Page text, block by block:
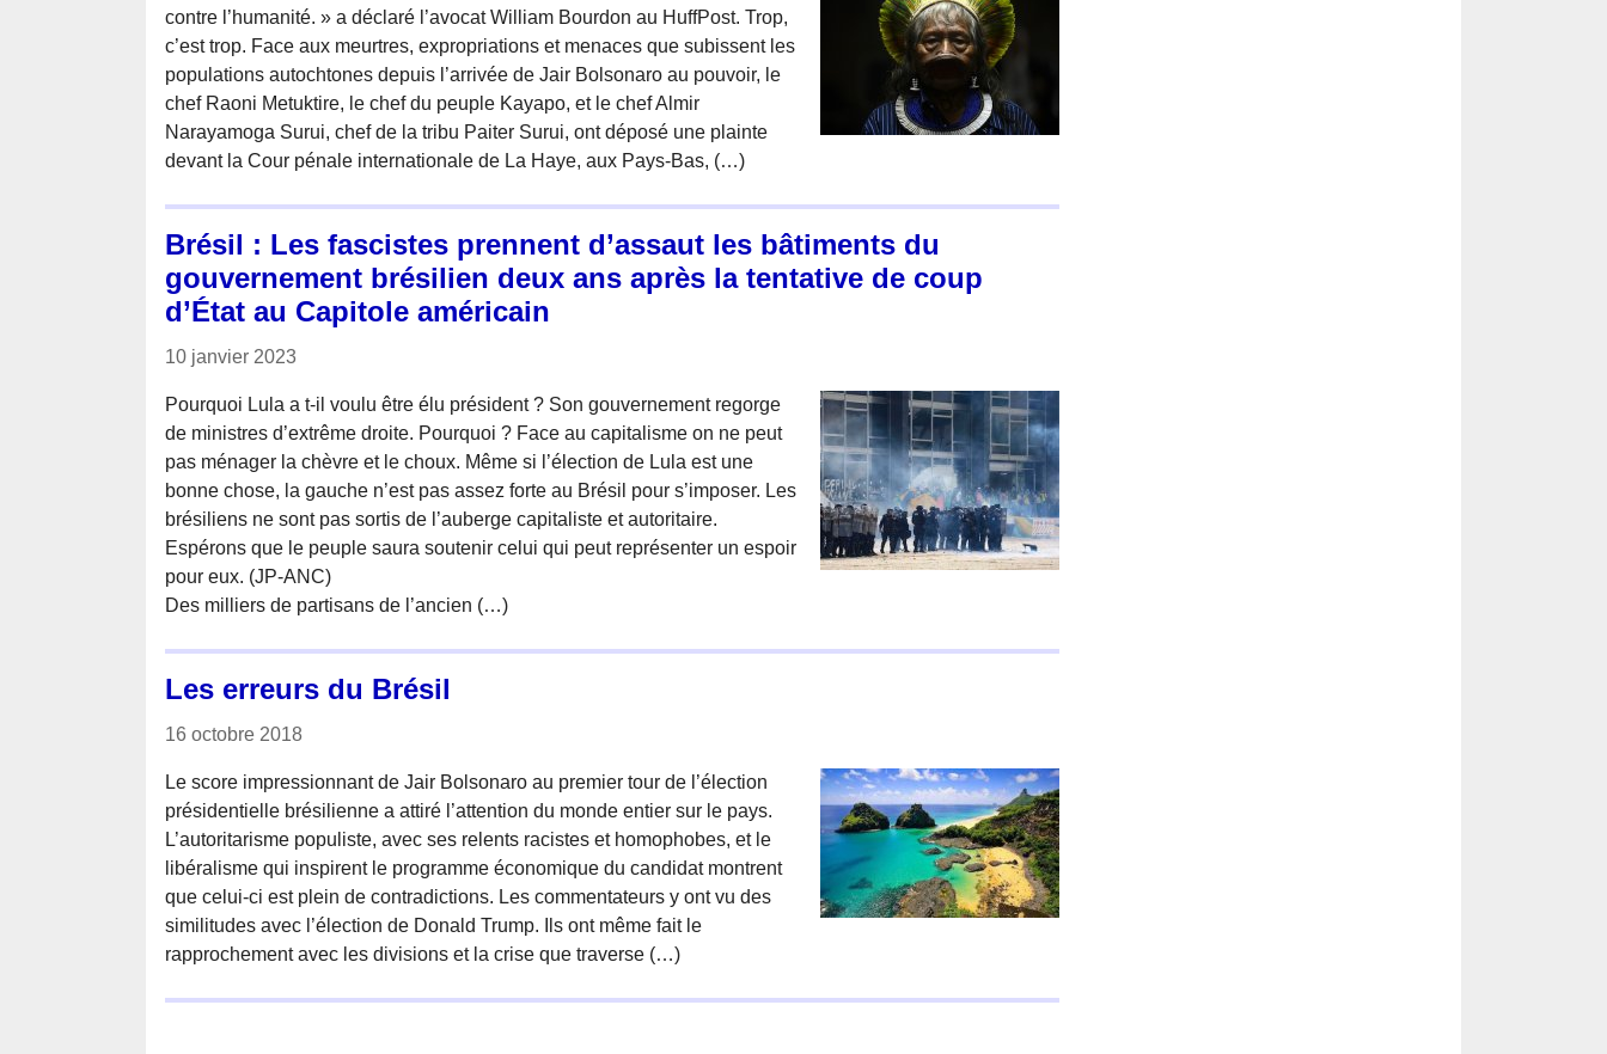
contre l’humanité. » a déclaré l’avocat William Bourdon au HuffPost. Trop,
c’est trop. Face aux meurtres, expropriations et menaces que subissent les
populations autochtones depuis l’arrivée de Jair Bolsonaro au pouvoir, le
chef Raoni Metuktire, le chef du peuple Kayapo, et le chef Almir
Narayamoga Surui, chef de la tribu Paiter Surui, ont déposé une plainte
devant la Cour pénale internationale de La Haye, aux Pays-Bas, (…)
Brésil : Les fascistes prennent d’assaut les bâtiments du
gouvernement brésilien deux ans après la tentative de coup
d’État au Capitole américain
10 janvier 2023
Pourquoi Lula a t-il voulu être élu président ? Son gouvernement regorge
de ministres d’extrême droite. Pourquoi ? Face au capitalisme on ne peut
pas ménager la chèvre et le choux. Même si l’élection de Lula est une
bonne chose, la gauche n’est pas assez forte au Brésil pour s’imposer. Les
brésiliens ne sont pas sortis de l’auberge capitaliste et autoritaire.
Espérons que le peuple saura soutenir celui qui peut représenter un espoir
pour eux. (JP-ANC)
Des milliers de partisans de l’ancien (…)
Les erreurs du Brésil
16 octobre 2018
Le score impressionnant de Jair Bolsonaro au premier tour de l’élection
présidentielle brésilienne a attiré l’attention du monde entier sur le pays.
L’autoritarisme populiste, avec ses relents racistes et homophobes, et le
libéralisme qui inspirent le programme économique du candidat montrent
que celui-ci est plein de contradictions. Les commentateurs y ont vu des
similitudes avec l’élection de Donald Trump. Ils ont même fait le
rapprochement avec les divisions et la crise que traverse (…)